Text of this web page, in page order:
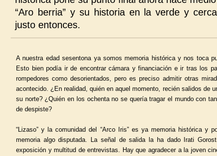
“Aro berria” y su historia en la verde y
justo entonces.
A nuestra edad sesentona ya somos memoria histórica y nos toca
Esto bien podía ir de encontrar cámara y financiación e ir tras los
rompedores como desorientados, pero es preciso admitir otras
acontecido. ¿En realidad, quién en aquel momento, recién salidos de
su norte? ¿Quién en los ochenta no se quería tragar el mundo con
de despiste?
“Lizaso” y la comunidad del “Arco Iris” es ya memoria histórica y
memoria algo disputada. La señal de salida la ha dado Irati
exposición y multitud de entrevistas. Hay que agradecer a la joven